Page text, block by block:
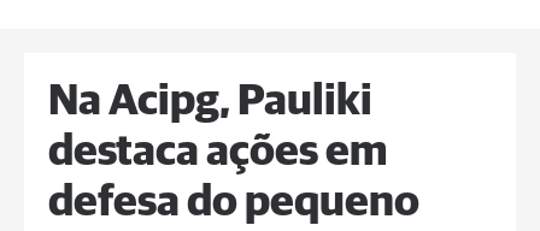
Na Acipg, Pauliki
destaca ações em
defesa do pequeno